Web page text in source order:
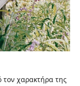
τον χαρακτήρα της